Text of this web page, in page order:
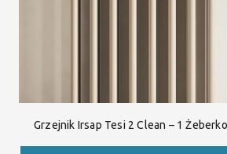
Grzejnik Irsap Tesi 2 Clean – 1